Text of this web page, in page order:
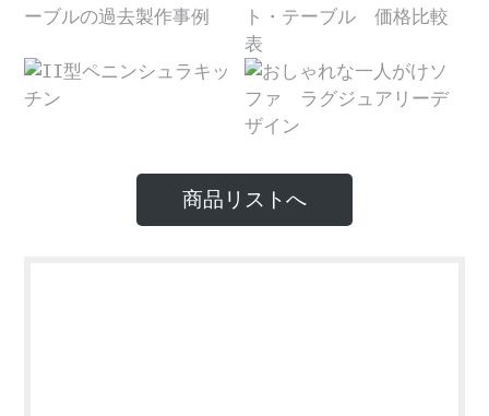
商品リストへ